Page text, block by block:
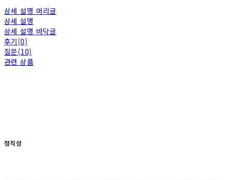
상세 설명 머리글
상세 설명
상세 설명 바닥글
후기(0)
질문(10)
관련 상품
정직성